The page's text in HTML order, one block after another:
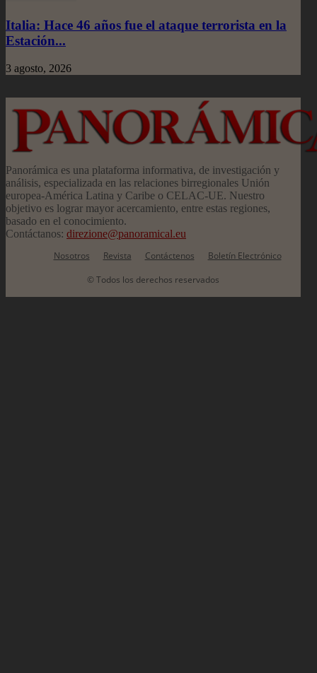
Italia: Hace 46 años fue el ataque terrorista en la
Estación...
3 agosto, 2026
Panorámica es una plataforma informativa, de investigación y
análisis, especializada en las relaciones birregionales Unión
europea-América Latina y Caribe o CELAC-UE. Nuestro
objetivo es lograr mayor acercamiento, entre estas regiones,
basado en el conocimiento.
Contáctanos: direzione@panoramical.eu
Nosotros
Revista Contáctenos
Boletín Electrónico
© Todos los derechos reservados